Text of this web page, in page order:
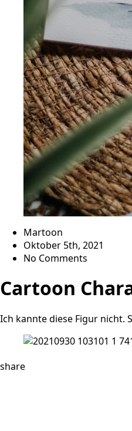
Martoon
Oktober 5th, 2021
No Comments
Cartoon
Ich kannte diese Figur nicht.
share